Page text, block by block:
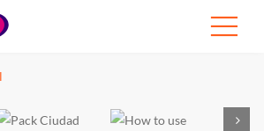
Toggle